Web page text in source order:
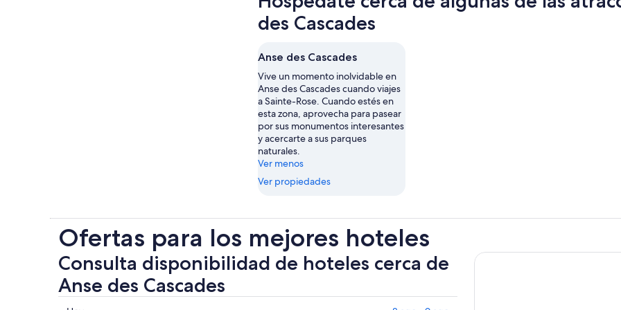
des Cascades
Anse des Cascades
Vive un momento inolvidable en
Anse des Cascades cuando viajes
a Sainte-Rose. Cuando estés en
esta zona, aprovecha para pasear
por sus monumentos interesantes
y acercarte a sus parques
naturales.
Ver menos
Ver propiedades
Ofertas para los mejores hoteles
Consulta disponibilidad de hoteles cerca de
Anse des Cascades